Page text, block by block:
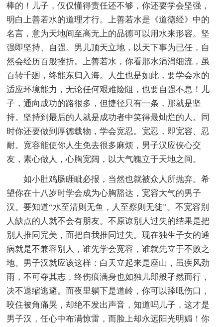
棒的！儿子，仅仅懂得责任还不够，你还要学会坚强，
明白上善若水的道理才行。上善若水是《道德经》中的
名言，意为天地间至高无上的品德可以用水来形容。坚
强即坚持、自强。男儿顶天立地，以天下事为已任，自
然会经历百般挫折。上善若水，你看那水涓涓细流，虽
百转千廻，终能东归入海。人生也是如此，要学会水的
适应环境能力，无论任何艰难险阻，也要自强不息！儿
子，通向成功的路很多，但捷径只有一条，那就是坚
持。坚持到最后的人就是成功者中笑得最灿烂的人。同
时你还要做到厚德载物，学会宽忍。宽忍，即宽容、忍
耐。宽容能使你人生免去很多麻烦，男子汉应侠心交
友，素心做人，心胸宽阔，以大气魄立于天地之间。
如小肚鸡肠睚眦必报，当然也就被众人所抛弃。希
望你在十八岁时学会成为心胸豁达，宽容大气的男子
汉。要知道“水至清则无鱼，人至察则无徒”。不宽容别
人缺点的人就不会有朋友。不原谅别人过失的结果是把
别人推同完美，而把自我推同过失。现在独生子女的通
病就是不兼容别人，谁先学会宽容，谁就先立于不败之
地。男子汉就应该这样：白天立起来是座山，虽疾风劲
雨，不可夺其志，终伤痕满身也如独儿郎般孑然而行，
决不退缩逃避。而夜里躺下是道岭，你可以舔呧伤口，
咬住被角痛哭，却绝不发出声音，知道吗儿子，这才是
男子汉，任心中布满惊雷，而脸上却永远阳光明媚！你